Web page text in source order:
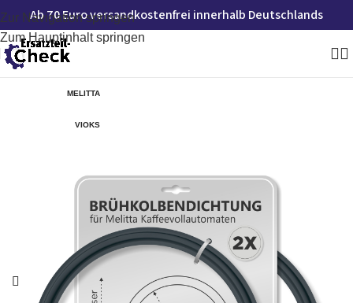
Zur Navigation springen
Zum Hauptinhalt springen
Ab 70 Euro versandkostenfrei innerhalb Deutschlands
MELITTA
VIOKS